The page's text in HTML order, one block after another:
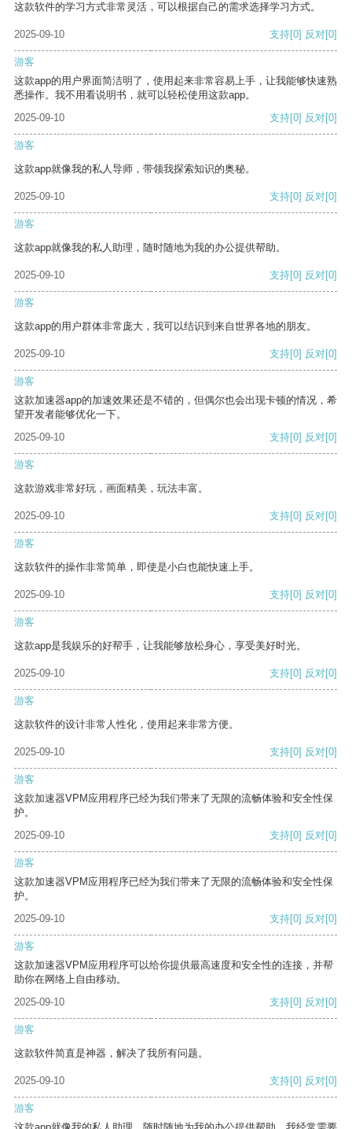
这款软件的学习方式非常灵活，可以根据自己的需求选择学习方式。
2025-09-10 支持[0] 反对[0]
游客
这款app的用户界面简洁明了，使用起来非常容易上手，让我能够快速熟
悉操作。我不用看说明书，就可以轻松使用这款app。
2025-09-10
支持[0] 反对[0]
游客
这款app就像我的私人导师，带领我探索知识的奥秘。
2025-09-10 支持[0] 反对[0]
游客
这款app就像我的私人助理，随时随地为我的办公提供帮助。
2025-09-10 支持[0] 反对[0]
游客
这款app的用户群体非常庞大，我可以结识到来自世界各地的朋友。
2025-09-10 支持[0] 反对[0]
游客
这款加速器app的加速效果还是不错的，但偶尔也会出现卡顿的情况，希
望开发者能够优化一下。
2025-09-10
支持[0] 反对[0]
游客
这款游戏非常好玩，画面精美，玩法丰富。
2025-09-10 支持[0] 反对[0]
游客
这款软件的操作非常简单，即使是小白也能快速上手。
2025-09-10 支持[0] 反对[0]
游客
这款app是我娱乐的好帮手，让我能够放松身心，享受美好时光。
2025-09-10 支持[0] 反对[0]
游客
这款软件的设计非常人性化，使用起来非常方便。
2025-09-10 支持[0] 反对[0]
游客
这款加速器VPM应用程序已经为我们带来了无限的流畅体验和安全性保
护。
2025-09-10
支持[0] 反对[0]
游客
这款加速器VPM应用程序已经为我们带来了无限的流畅体验和安全性保
护。
2025-09-10
支持[0] 反对[0]
游客
这款加速器VPM应用程序可以给你提供最高速度和安全性的连接，并帮
助你在网络上自由移动。
2025-09-10
支持[0] 反对[0]
游客
这款软件简直是神器，解决了我所有问题。
2025-09-10 支持[0] 反对[0]
游客